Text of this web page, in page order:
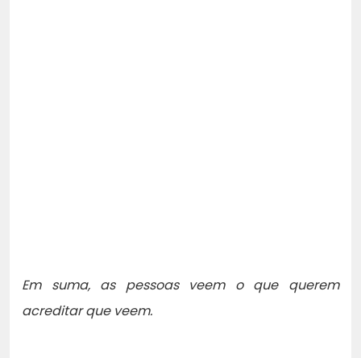
Em suma, as pessoas veem o que querem
acreditar que veem.